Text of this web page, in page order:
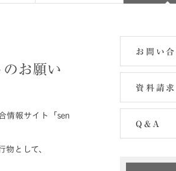
お願い
情報サイト「sen
物として、
お問い
資料請求
Q&A